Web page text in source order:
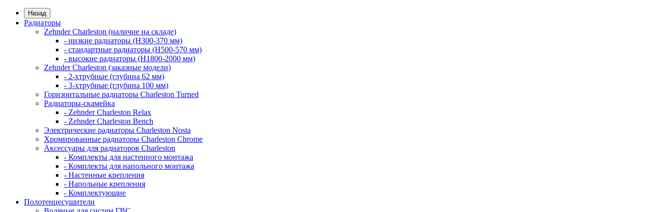
Назад
Радиаторы
Zehnder Charleston (наличие на складе)
- низкие радиаторы (H300-370 мм)
- стандартные радиаторы (H500-570 мм)
- высокие радиаторы (H1800-2000 мм)
Zehnder Charleston (заказные модели)
- 2-хтрубные (глубина 62 мм)
- 3-хтрубные (глубина 100 мм)
Горизонтальные радиаторы Charleston Turned
Радиаторы-скамейка
- Zehnder Charleston Relax
- Zehnder Charleston Bench
Электрические радиаторы Charleston Nosta
Хромированные радиаторы Charleston Chrome
Аксессуары для радиаторов Charleston
- Комплекты для настенного монтажа
- Комплекты для напольного монтажа
- Настенные крепления
- Напольные крепления
- Комплектующие
Полотенцесушители